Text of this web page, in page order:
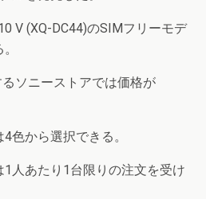
V (XQ-DC44)のSIMフリーモデ
ソニーストアでは価格が
色から選択できる。
人あたり1台限りの注文を受け